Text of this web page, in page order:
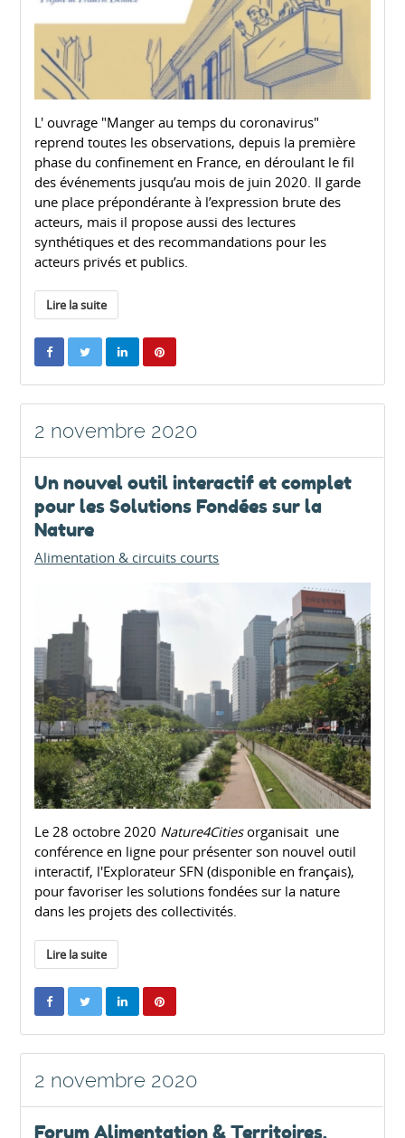
L' ouvrage "Manger au temps du coronavirus"
reprend toutes les observations, depuis la première
phase du confinement en France, en déroulant le fil
des événements jusqu’au mois de juin 2020. Il garde
une place prépondérante à l’expression brute des
acteurs, mais il propose aussi des lectures
synthétiques et des recommandations pour les
acteurs privés et publics.
Lire la suite
2 novembre 2020
Un nouvel outil interactif et complet
pour les Solutions Fondées sur la
Nature
Alimentation & circuits courts
Le 28 octobre 2020 Nature4Citiesorganisait une
conférence en ligne pour présenter son nouvel outil
interactif, l'Explorateur SFN (disponible en français),
pour favoriser les solutions fondées sur la nature
dans les projets des collectivités.
Lire la suite
2 novembre 2020
Forum Alimentation & Territoires,